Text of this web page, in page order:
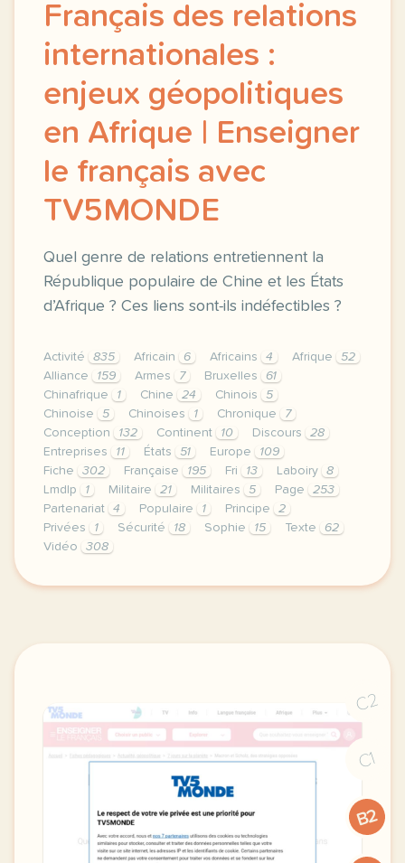
Français des relations
internationales :
enjeux géopolitiques
en Afrique | Enseigner
le français avec
TV5MONDE
Quel genre de relations entretiennent la
République populaire de Chine et les États
d’Afrique ? Ces liens sont-ils indéfectibles ?
Activité 835 Africain 6 Africains 4 Afrique
52
Alliance
159 Armes 7 Bruxelles
61
Chinafrique
1 Chine 24 Chinois
5
Chinoise
5 Chinoises 1 Chronique
7
Conception
132 Continent 10 Discours
28
Entreprises
11 États 51 Europe
109
Fiche
302 Française 195 Fri 13 Laboiry
8
Lmdlp
1 Militaire 21 Militaires 5 Page
253
Partenariat
4 Populaire 1 Principe
2
Privées
1 Sécurité 18 Sophie 15 Texte
62
Vidéo
308
continuer sans accepter le respect de votre vie
C2
C1
B2